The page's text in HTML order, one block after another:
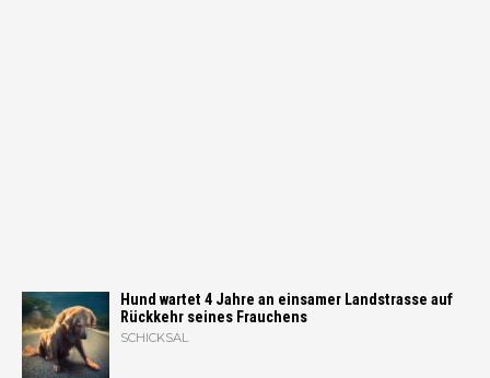
Hund wartet 4 Jahre an einsamer Landstrasse auf
Rückkehr seines Frauchens
SCHICKSAL